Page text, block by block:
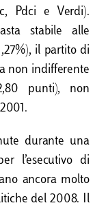
Pdci e Verdi).
stabile alle
il partito di
non indifferente
punti), non
durante una
l’esecutivo di
ancora molto
del 2008. Il